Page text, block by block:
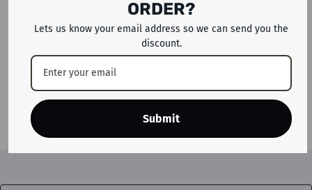
ADD TO CART
كراونز الأنبوبية وأرجوحة القمر للأطفال
- 825 × 740 × 485 سم
Dhs. 11,999
ORDER?
Lets us know your email address so we can send you the
discount.
Submit